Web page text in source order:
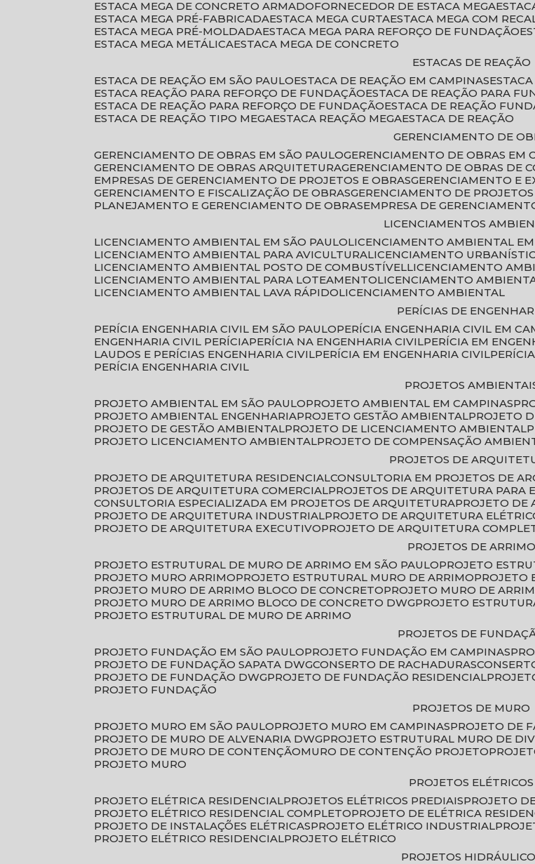
ESTACA MEGA DE CONCRETO ARMADO
FORNECEDOR DE ESTACA MEGA
ESTACA MEGA PRÉ-FABRICADA ESTACA MEGA CURTA ESTACA MEGA COM
ESTACA MEGA PRÉ-MOLDADA ESTACA MEGA PARA REFORÇO DE FUNDAÇÃO
ESTACA MEGA METÁLICA ESTACA MEGA DE CONCRETO
ESTACAS DE REAÇÃO
ESTACA DE REAÇÃO EM SÃO PAULO
ESTACA DE REAÇÃO EM CAMPINAS
ESTACA REAÇÃO PARA REFORÇO DE FUNDAÇÃO
ESTACA DE REAÇÃO PARA
ESTACA DE REAÇÃO PARA REFORÇO DE FUNDAÇÃO
ESTACA DE REAÇÃO
ESTACA DE REAÇÃO TIPO MEGA ESTACA REAÇÃO MEGA ESTACA DE REAÇÃO
GERENCIAMENTO DE
GERENCIAMENTO DE OBRAS EM SÃO PAULO
GERENCIAMENTO DE OBRAS EM
GERENCIAMENTO DE OBRAS ARQUITETURA
GERENCIAMENTO DE OBRAS DE
EMPRESAS DE GERENCIAMENTO DE PROJETOS E OBRAS
GERENCIAMENTO E
GERENCIAMENTO E FISCALIZAÇÃO DE OBRAS
GERENCIAMENTO DE
PLANEJAMENTO E GERENCIAMENTO DE OBRAS
EMPRESA DE
LICENCIAMENTOS
LICENCIAMENTO AMBIENTAL EM SÃO PAULO LICENCIAMENTO AMBIENTAL
LICENCIAMENTO AMBIENTAL PARA AVICULTURA LICENCIAMENTO
LICENCIAMENTO AMBIENTAL POSTO DE COMBUSTÍVEL LICENCIAMENTO
LICENCIAMENTO AMBIENTAL PARA LOTEAMENTO LICENCIAMENTO
LICENCIAMENTO AMBIENTAL LAVA RÁPIDO LICENCIAMENTO AMBIENTAL
PERÍCIAS DE
PERÍCIA ENGENHARIA CIVIL EM SÃO PAULO
PERÍCIA ENGENHARIA CIVIL EM
ENGENHARIA CIVIL PERÍCIA
PERÍCIA NA ENGENHARIA CIVIL PERÍCIA EM
LAUDOS E PERÍCIAS ENGENHARIA CIVIL
PERÍCIA EM ENGENHARIA CIVIL
PERÍCIA ENGENHARIA CIVIL
PROJETOS
PROJETO AMBIENTAL EM SÃO PAULO
PROJETO AMBIENTAL EM CAMPINAS
PROJETO AMBIENTAL ENGENHARIA
PROJETO GESTÃO AMBIENTAL
PROJETO
PROJETO DE GESTÃO AMBIENTAL
PROJETO DE LICENCIAMENTO AMBIENTAL
PROJETO LICENCIAMENTO AMBIENTAL
PROJETO DE COMPENSAÇÃO
PROJETOS DE
PROJETO DE ARQUITETURA RESIDENCIAL CONSULTORIA EM PROJETOS DE
PROJETOS DE ARQUITETURA COMERCIAL
PROJETOS DE ARQUITETURA PARA
CONSULTORIA ESPECIALIZADA EM PROJETOS DE ARQUITETURA
PROJETO
PROJETO DE ARQUITETURA INDUSTRIAL
PROJETO DE ARQUITETURA
PROJETO DE ARQUITETURA EXECUTIVO
PROJETO DE ARQUITETURA
PROJETOS DE ARRIMO
PROJETO ESTRUTURAL DE MURO DE ARRIMO EM SÃO PAULO
PROJETO
PROJETO MURO ARRIMO
PROJETO ESTRUTURAL MURO DE ARRIMO
PROJETO MURO DE ARRIMO BLOCO DE CONCRETO
PROJETO MURO DE
PROJETO MURO DE ARRIMO BLOCO DE CONCRETO DWG
PROJETO
PROJETO ESTRUTURAL DE MURO DE ARRIMO
PROJETOS DE
PROJETO FUNDAÇÃO EM SÃO PAULO
PROJETO FUNDAÇÃO EM CAMPINAS
PROJETO DE FUNDAÇÃO SAPATA DWG CONSERTO DE RACHADURAS
PROJETO DE FUNDAÇÃO DWG
PROJETO DE FUNDAÇÃO RESIDENCIAL
PROJETO FUNDAÇÃO
PROJETOS DE MURO
PROJETO MURO EM SÃO PAULO
PROJETO MURO EM CAMPINAS PROJETO DE
PROJETO DE MURO DE ALVENARIA DWG
PROJETO ESTRUTURAL MURO DE
PROJETO DE MURO DE CONTENÇÃO
MURO DE CONTENÇÃO PROJETO
PROJETO MURO
PROJETOS ELÉTRICOS
PROJETO ELÉTRICA RESIDENCIAL
PROJETOS ELÉTRICOS PREDIAIS PROJETO
PROJETO ELÉTRICO RESIDENCIAL COMPLETO
PROJETO DE ELÉTRICA
PROJETO DE INSTALAÇÕES ELÉTRICAS
PROJETO ELÉTRICO INDUSTRIAL
PROJETO ELÉTRICO RESIDENCIAL
PROJETO ELÉTRICO
PROJETOS